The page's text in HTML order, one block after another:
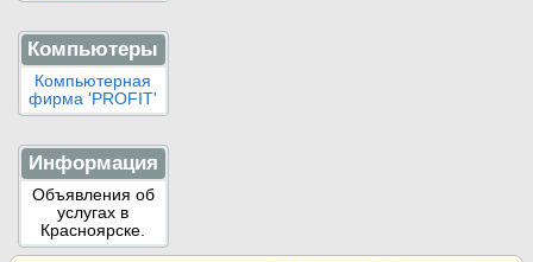
Компьютеры
Компьютерная
фирма 'PROFIT'
Информация
Объявления об
услугах в
Красноярске.